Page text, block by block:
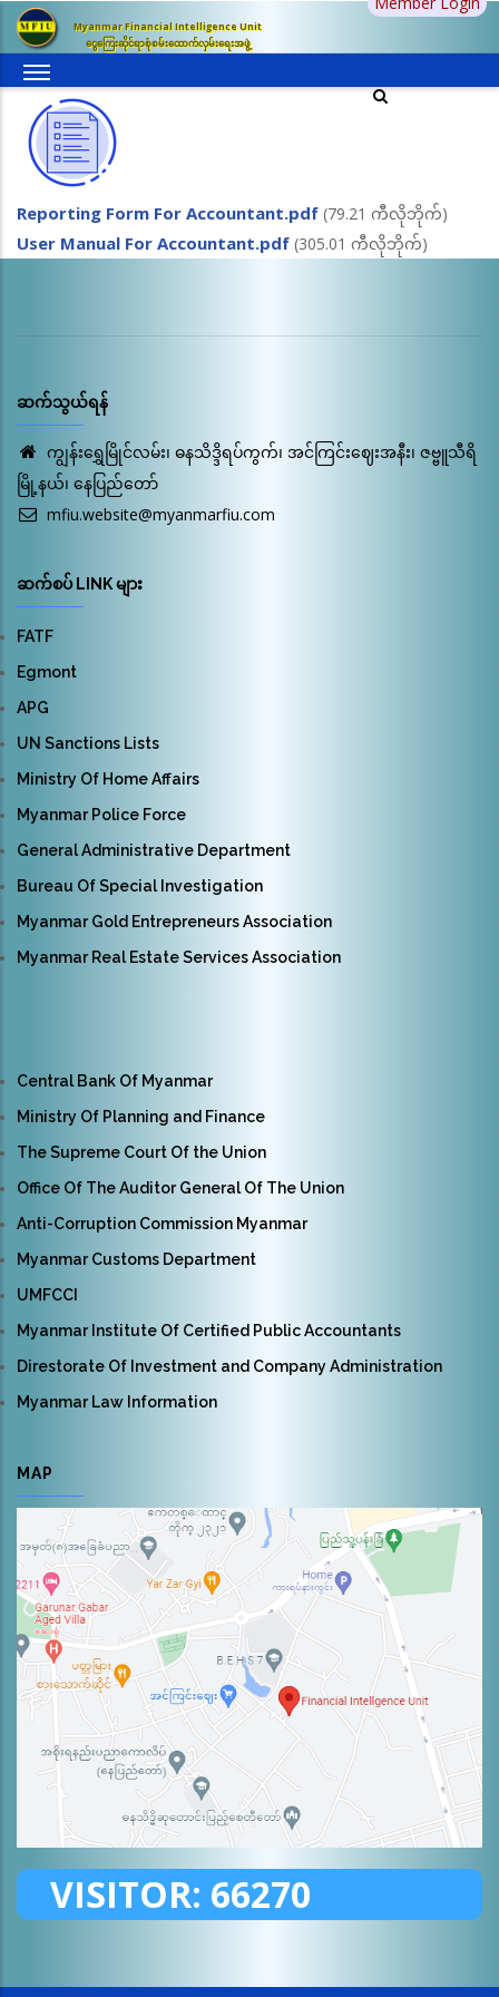
အဓိက
အကြောင်းအရာ
Myanmar Financial Intelligence Unit
ငွေကြေးဆိုင်ရာစုံစမ်းထောက်လှမ်းရေးအဖွဲ့
Reporting Form For Accountant.pdf (79.21 ကီလိုဘိုက်)
User Manual For Accountant.pdf (305.01 ကီလိုဘိုက်)
ဆက်သွယ်ရန်
ကျွန်းရွှေမြိုင်လမ်း၊ ဓနသိဒ္ဒိရပ်ကွက်၊ အင်ကြင်းဈေးအနီး၊ ဇဗ္ဗူသီရိ
မြို့နယ်၊ နေပြည်တော်
mfiu.website@myanmarfiu.com
ဆက်စပ် LINK များ
FATF
Egmont
APG
UN Sanctions Lists
Ministry Of Home Affairs
Myanmar Police Force
General Administrative Department
Bureau Of Special Investigation
Myanmar Gold Entrepreneurs Association
Myanmar Real Estate Services Association
Central Bank Of Myanmar
Ministry Of Planning and Finance
The Supreme Court Of the Union
Office Of The Auditor General Of The Union
Anti-Corruption Commission Myanmar
Myanmar Customs Department
UMFCCI
Myanmar Institute Of Certified Public Accountants
Direstorate Of Investment and Company Administration
Myanmar Law Information
MAP
VISITOR: 66270